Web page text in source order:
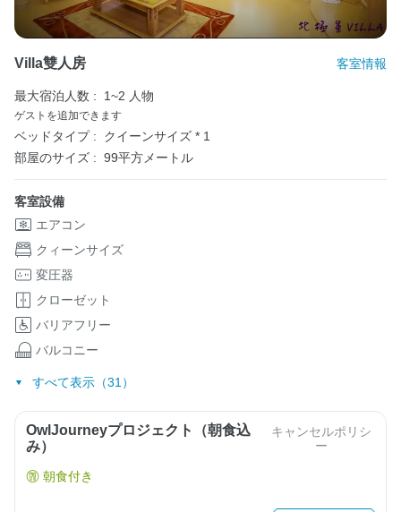
Villa雙人房 客室情報
最大宿泊人数 : 1~2 人物
ゲストを追加できます
ベッドタイプ :
クイーンサイズ * 1
部屋のサイズ : 99平方メートル
客室設備
エアコン
クィーンサイズ
変圧器
クローゼット
バリアフリー
バルコニー
すべて表示（31）
OwlJourneyプロジェクト（朝食込
み）
キャンセルポリシ
ー
朝食付き